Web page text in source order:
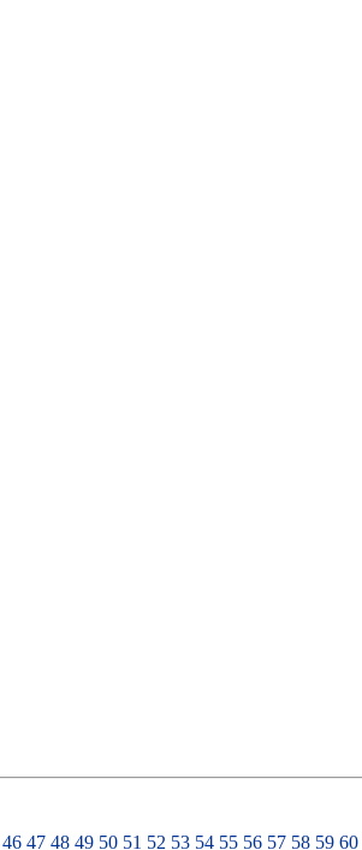
46 47 48 49 50 51 52 53 54 55 56 57 58 59 60